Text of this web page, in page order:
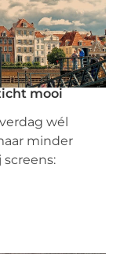
mooi
wél
minder